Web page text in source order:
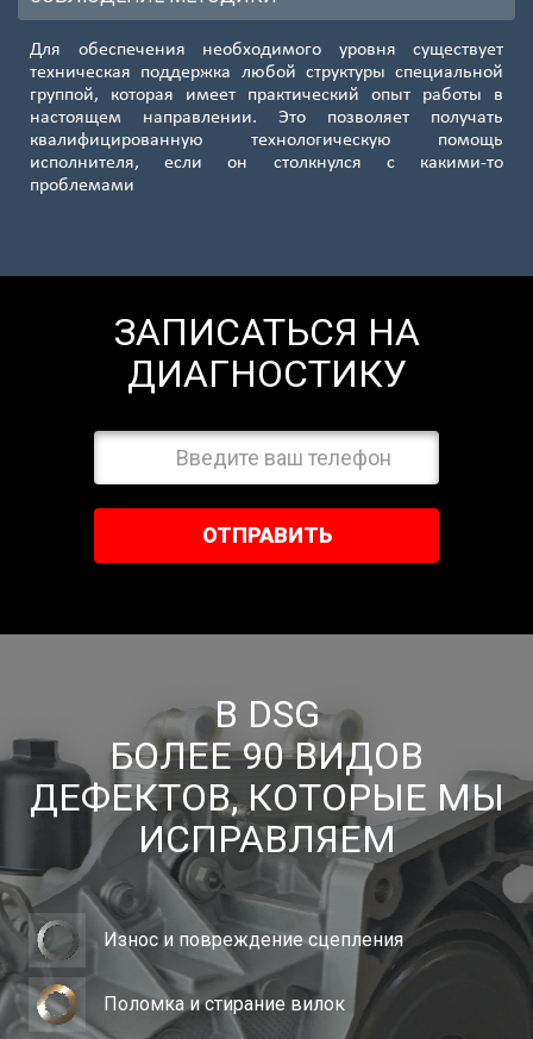
Для обеспечения необходимого уровня существует
техническая поддержка любой структуры специальной
группой, которая имеет практический опыт работы в
настоящем направлении. Это позволяет получать
квалифицированную технологическую помощь
исполнителя, если он столкнулся с какими-то
проблемами
ЗАПИСАТЬСЯ НА
ДИАГНОСТИКУ
ОТПРАВИТЬ
В DSG
БОЛЕЕ 90 ВИДОВ
ДЕФЕКТОВ, КОТОРЫЕ МЫ
ИСПРАВЛЯЕМ
Износ и повреждение сцепления
Поломка и стирание вилок